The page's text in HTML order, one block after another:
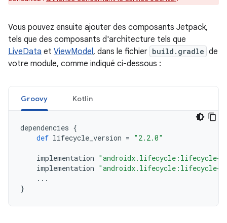
Vous pouvez ensuite ajouter des composants Jetpack,
tels que des composants d'architecture tels que
LiveData et ViewModel, dans le fichier build.gradle de
votre module, comme indiqué ci-dessous :
Groovy Kotlin
dependencies {
def lifecycle_version = "2.2.0"
implementation "androidx.lifecycle:lifecycle-
implementation "androidx.lifecycle:lifecycle-
...
}